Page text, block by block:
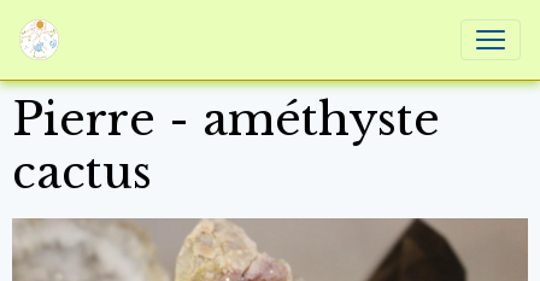
Pierre - améthyste
cactus